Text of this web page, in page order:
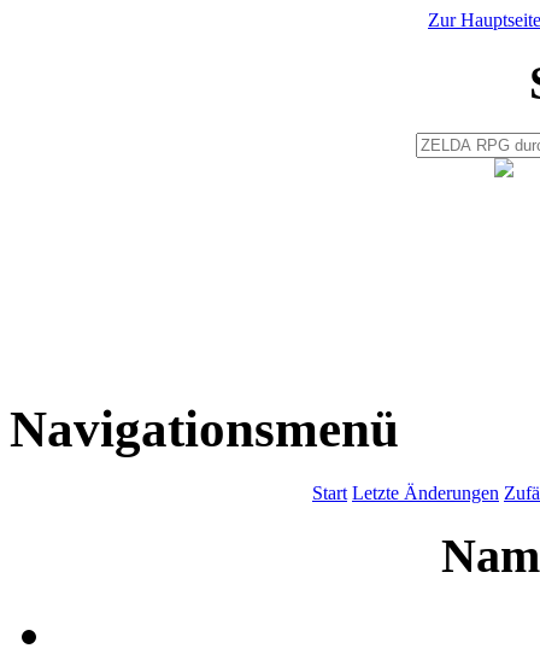
Zur Hauptseite
Navigationsmenü
Start Letzte Änderungen